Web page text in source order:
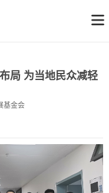
局 为当地民众减轻
基金会